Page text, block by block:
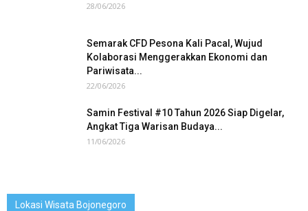
28/06/2026
Semarak CFD Pesona Kali Pacal, Wujud
Kolaborasi Menggerakkan Ekonomi dan
Pariwisata...
22/06/2026
Samin Festival #10 Tahun 2026 Siap Digelar,
Angkat Tiga Warisan Budaya...
11/06/2026
Lokasi Wisata Bojonegoro